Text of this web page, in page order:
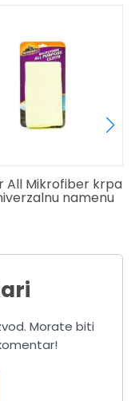
Armor All Mikrofiber
tkanina za stakla
Morate biti